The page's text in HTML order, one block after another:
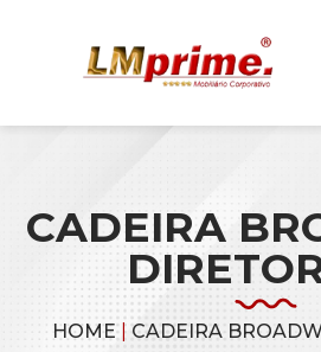
CADEIRA
HOME| CADEIRA